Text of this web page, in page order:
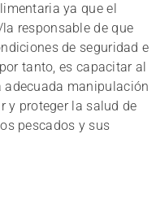
ya que el
responsable de que
de seguridad e
tanto, es capacitar al
manipulación
y proteger la salud de
pescados y sus